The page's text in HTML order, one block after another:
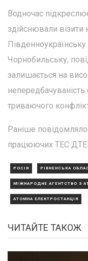
Водночас
здійснювали
Південноукраїнську
Чорнобильську,
залишається на
триваючого
Раніше
працюючих ТЕС
РОСІЯ РІВНЕНСЬКА
МІЖНАРОДНЕ АГЕНТСТВО З
АТОМНА ЕЛЕКТРОСТАНЦІЯ
ЧИТАЙТЕ ТАКОЖ